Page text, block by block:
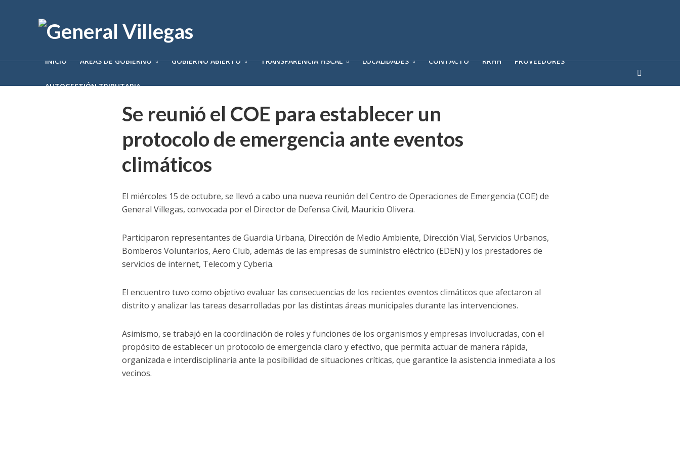
INICIO ÁREAS DE GOBIERNO GOBIERNO ABIERTO TRANSPARENCIA FISCAL LOCALIDADES CONTACTO RRHH PROVEEDORES
AUTOGESTIÓN TRIBUTARIA
Se reunió el COE para establecer un
protocolo de emergencia ante eventos
climáticos
El miércoles 15 de octubre, se llevó a cabo una nueva reunión del Centro de Operaciones de Emergencia (COE) de
General Villegas, convocada por el Director de Defensa Civil, Mauricio Olivera.
Participaron representantes de Guardia Urbana, Dirección de Medio Ambiente, Dirección Vial, Servicios Urbanos,
Bomberos Voluntarios, Aero Club, además de las empresas de suministro eléctrico (EDEN) y los prestadores de
servicios de internet, Telecom y Cyberia.
El encuentro tuvo como objetivo evaluar las consecuencias de los recientes eventos climáticos que afectaron al
distrito y analizar las tareas desarrolladas por las distintas áreas municipales durante las intervenciones.
Asimismo, se trabajó en la coordinación de roles y funciones de los organismos y empresas involucradas, con el
propósito de establecer un protocolo de emergencia claro y efectivo, que permita actuar de manera rápida,
organizada e interdisciplinaria ante la posibilidad de situaciones críticas, que garantice la asistencia inmediata a los
vecinos.